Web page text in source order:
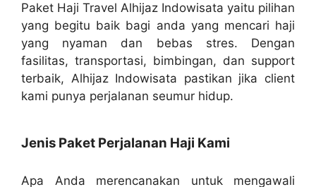
Paket Haji Travel Alhijaz Indowisata yaitu pilihan
yang begitu baik bagi anda yang mencari haji
yang nyaman dan bebas stres. Dengan
fasilitas, transportasi, bimbingan, dan support
terbaik, Alhijaz Indowisata pastikan jika client
kami punya perjalanan seumur hidup.
Jenis Paket Perjalanan Haji Kami
Apa Anda merencanakan untuk mengawali